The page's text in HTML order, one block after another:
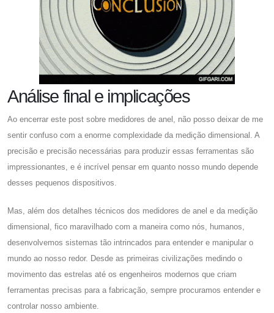
Análise final e implicações
Ao encerrar este post sobre medidores de anel, não posso deixar de me
sentir confuso com a enorme complexidade da medição dimensional. A
precisão e precisão necessárias para produzir essas ferramentas são
impressionantes, e é incrível pensar em quanto nosso mundo depende
desses pequenos dispositivos.
Mas, além dos detalhes técnicos dos medidores de anel e da medição
dimensional, fico maravilhado com a maneira como nós, humanos,
desenvolvemos sistemas tão intrincados para entender e manipular o
mundo ao nosso redor. Desde as primeiras civilizações medindo o
movimento das estrelas até os engenheiros modernos que criam
ferramentas precisas para a fabricação, sempre procuramos entender e
controlar nosso ambiente.